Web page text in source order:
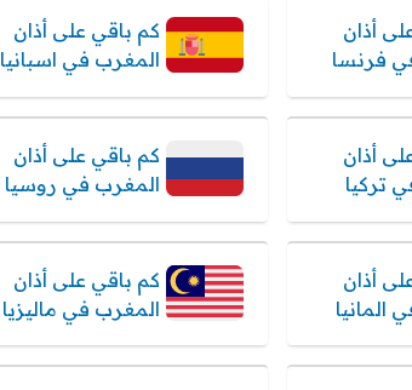
أذان
فرنسا
كم باقي على أذان
المغرب في اسبانيا
أذان
تركيا
كم باقي على أذان
المغرب في روسيا
أذان
المانيا
كم باقي على أذان
المغرب في ماليزيا